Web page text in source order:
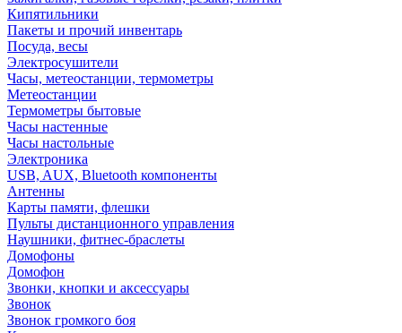
Кипятильники
Пакеты и прочий инвентарь
Посуда, весы
Электросушители
Часы, метеостанции, термометры
Метеостанции
Термометры бытовые
Часы настенные
Часы настольные
Электроника
USB, AUX, Bluetooth компоненты
Антенны
Карты памяти, флешки
Пульты дистанционного управления
Наушники, фитнес-браслеты
Домофоны
Домофон
Звонки, кнопки и аксессуары
Звонок
Звонок громкого боя